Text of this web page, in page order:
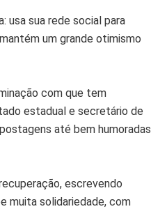
usa sua rede social para
um grande otimismo
com que tem
estadual e secretário de
até bem humoradas
escrevendo
muita solidariedade, com